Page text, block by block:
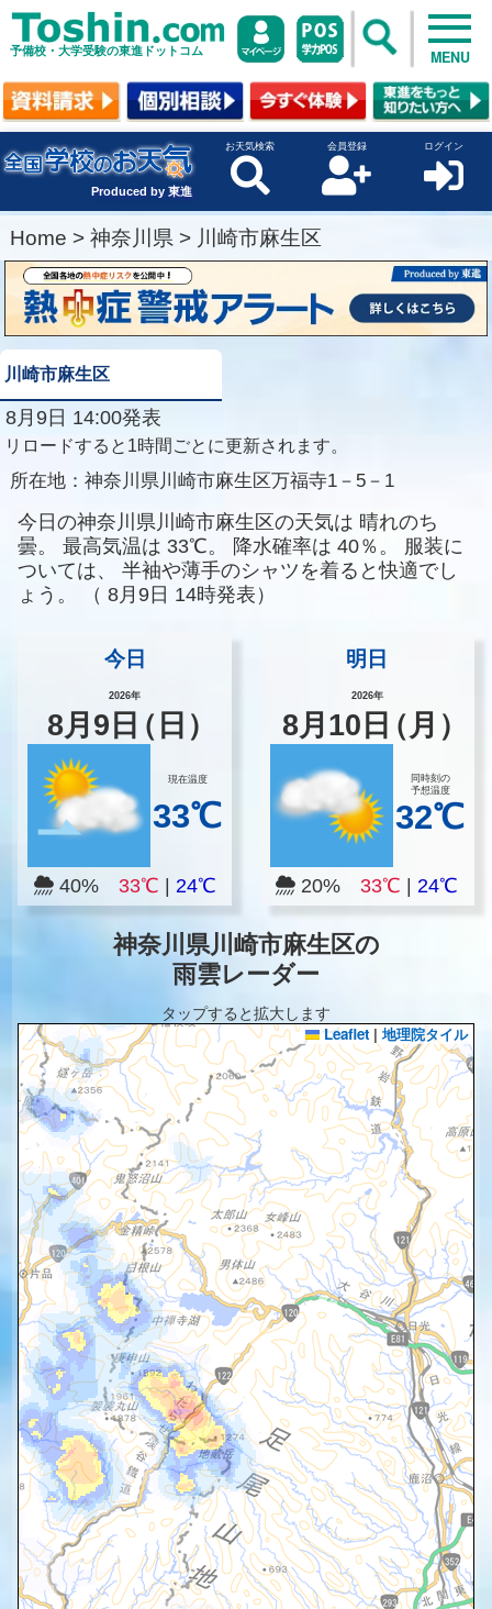
予備校・大学受験の東進ドットコム MENU
Produced by 東進
お天気検索 会員登録 ログイン
Home > 神奈川県 > 川崎市麻生区
川崎市麻生区
8月9日 14:00発表
リロードすると1時間ごとに更新されます。
所在地： 神奈川県川崎市麻生区万福寺1－5－1
今日の神奈川県川崎市麻生区の天気は 晴れのち
曇。
最高気温は 33℃。 降水確率は 40％。
服装に
ついては、
半袖や薄手のシャツを着ると快適でし
ょう。
（ 8月9日 14時発表）
今日
2026年
8月 9 日（日）
現在温度
33℃
40% 33℃ 24℃
明日
2026年
8月 10 日（月）
同時刻の
予想温度
32℃
20%33℃ |24℃
神奈川県川崎市麻生区の
雨雲レーダー
タップすると拡大します
Leaflet | 地理院タイル